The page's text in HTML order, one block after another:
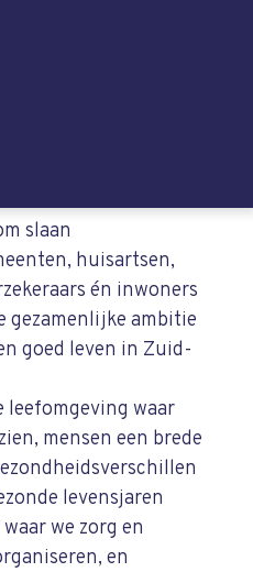
gezond en
Limburg
met plezier
en werken – dát is
slaan
huisartsen,
én inwoners
gezamenlijke ambitie
goed leven in Zuid-
leefomgeving waar
mensen een brede
levensjaren
we zorg en
en